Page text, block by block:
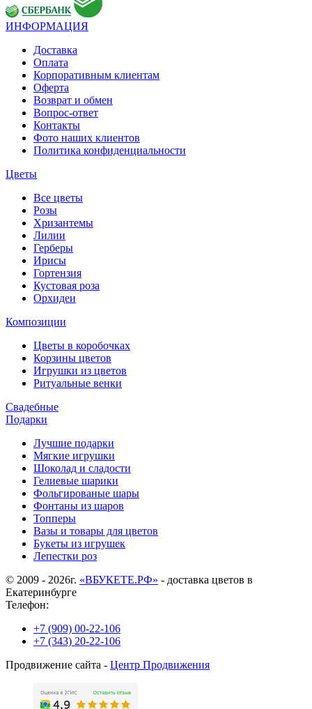
ИНФОРМАЦИЯ
Доставка
Оплата
Корпоративным клиентам
Оферта
Возврат и обмен
Вопрос-ответ
Контакты
Фото наших клиентов
Политика конфиденциальности
Цветы
Все цветы
Розы
Хризантемы
Лилии
Герберы
Ирисы
Гортензия
Кустовая роза
Орхидеи
Композиции
Цветы в коробочках
Корзины цветов
Игрушки из цветов
Ритуальные венки
Свадебные
Подарки
Лучшие подарки
Мягкие игрушки
Шоколад и сладости
Гелиевые шарики
Фольгированые шары
Фонтаны из шаров
Топперы
Вазы и товары для цветов
Букеты из игрушек
Лепестки роз
© 2009 - 2026г. «ВБУКЕТЕ.РФ» - доставка цветов в
Екатеринбурге
Телефон:
+7 (909) 00-22-106
+7 (343) 20-22-106
Продвижение сайта - Центр Продвижения